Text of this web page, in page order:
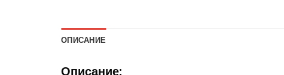
ОПИСАНИЕ
Описание: